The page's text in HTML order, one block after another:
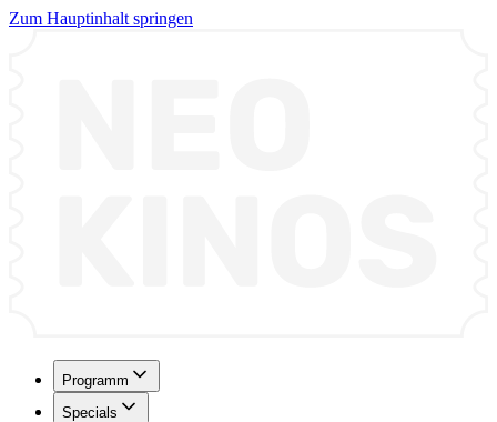
Zum Hauptinhalt springen
Programm
Specials